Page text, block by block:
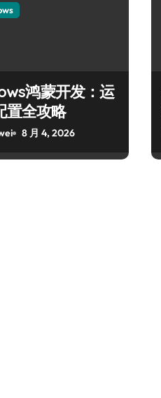
鸿蒙开发：运
置全攻略
8 月 4, 2026